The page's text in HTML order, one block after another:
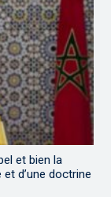
et bien la
d’une doctrine